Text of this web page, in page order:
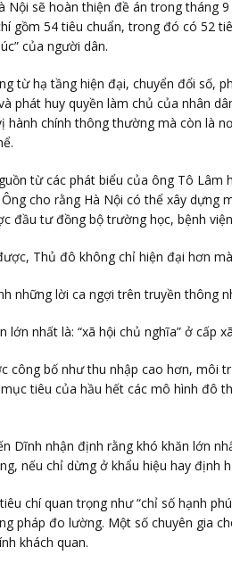
Nội sẽ hoàn thiện đề án trong tháng
gồm 54 tiêu chuẩn, trong đó có 52
của người dân.
từ hạ tầng hiện đại, chuyển đổi số,
phát huy quyền làm chủ của nhân
hành chính thông thường mà còn là
từ các phát biểu của ông Tô
cho rằng Hà Nội có thể xây
đầu tư đồng bộ trường học, bệnh
Thủ đô không chỉ hiện đại hơn
những lời ca ngợi trên truyền thông
lớn nhất là: “xã hội chủ nghĩa” ở cấp
công bố như thu nhập cao hơn, môi
tiêu của hầu hết các mô hình đô
Dĩnh nhận định rằng khó khăn lớn
nếu chỉ dừng ở khẩu hiệu hay định
chí quan trọng như “chỉ số hạnh
pháp đo lường. Một số chuyên gia
khách quan.